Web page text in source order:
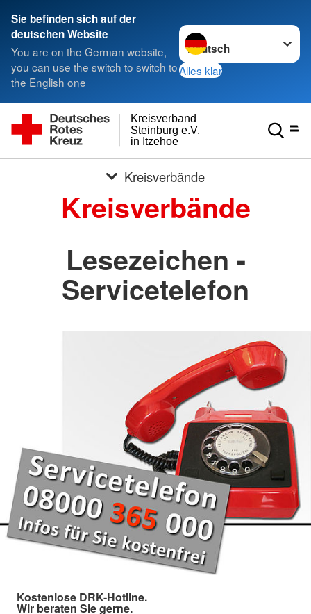
Sie befinden sich auf der
deutschen Website
You are on the German website,
you can use the switch to switch to
the English one
Sprache wechseln zu
Alles klar
in Itzehoe
Steinburg e.V.
Kreisverband
Kreisverbände
Kreisverbände
Lesezeichen -
Servicetelefon
Kostenlose DRK-Hotline.
Wir beraten Sie gerne.